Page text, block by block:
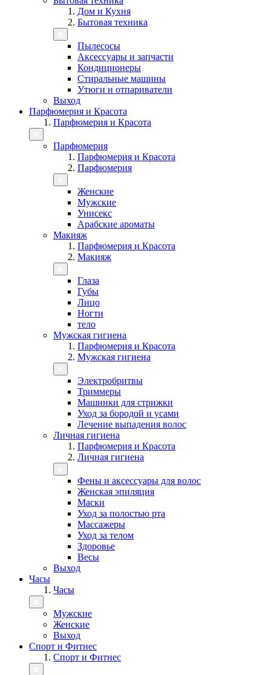
Дом и Кухня
Бытовая техника
Пылесосы
Аксессуары и запчасти
Кондиционеры
Стиральные машины
Утюги и отпариватели
Выход
Парфюмерия и Красота
Парфюмерия и Красота
Парфюмерия
Парфюмерия и Красота
Парфюмерия
Женские
Мужские
Унисекс
Арабские ароматы
Макияж
Парфюмерия и Красота
Макияж
Глаза
Губы
Лицо
Ногти
тело
Мужская гигиена
Парфюмерия и Красота
Мужская гигиена
Электробритвы
Триммеры
Машинки для стрижки
Уход за бородой и усами
Лечение выпадения волос
Личная гигиена
Парфюмерия и Красота
Личная гигиена
Фены и аксессуары для волос
Женская эпиляция
Маски
Уход за полостью рта
Массажеры
Уход за телом
Здоровье
Весы
Выход
Часы
Часы
Мужские
Женские
Выход
Спорт и Фитнес
Спорт и Фитнес